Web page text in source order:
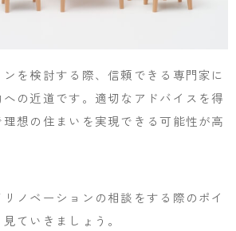
を検討する際、信頼できる専門家に
の近道です。適切なアドバイスを得
想の住まいを実現できる可能性が高
ノベーションの相談をする際のポイ
ていきましょう。